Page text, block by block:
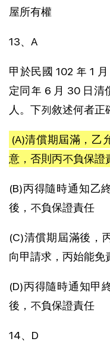
屋所有權
13、A
甲於民國 102 年 1
定同年 6 月 30 日清
人。下列敘述何者正
(A)清償期屆滿，乙
意，否則丙不負保證
(B)丙得隨時通知乙
後，不負保證責任
(C)清償期屆滿後，
向甲請求，丙始能免
(D)丙得隨時通知甲
後，不負保證責任
14、D